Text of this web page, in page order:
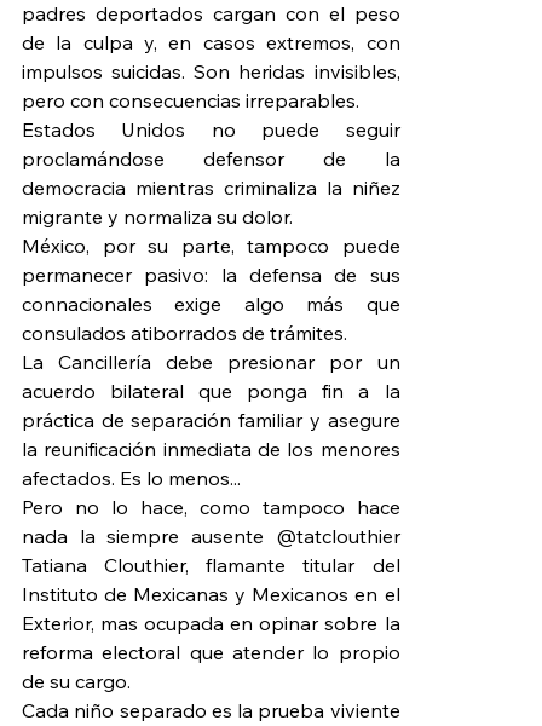
padres deportados cargan con el peso
de la culpa y, en casos extremos, con
impulsos suicidas. Son heridas invisibles,
pero con consecuencias irreparables.
Estados Unidos no puede seguir
proclamándose defensor de la
democracia mientras criminaliza la niñez
migrante y normaliza su dolor.
México, por su parte, tampoco puede
permanecer pasivo: la defensa de sus
connacionales exige algo más que
consulados atiborrados de trámites.
La Cancillería debe presionar por un
acuerdo bilateral que ponga fin a la
práctica de separación familiar y asegure
la reunificación inmediata de los menores
afectados. Es lo menos...
Pero no lo hace, como tampoco hace
nada la siempre ausente @tatclouthier
Tatiana Clouthier, flamante titular del
Instituto de Mexicanas y Mexicanos en el
Exterior, mas ocupada en opinar sobre la
reforma electoral que atender lo propio
de su cargo.
Cada niño separado es la prueba viviente